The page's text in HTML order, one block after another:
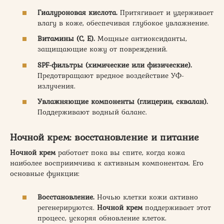
Гиалуроновая кислота. Притягивает и удерживает
влагу в коже, обеспечивая глубокое увлажнение.
Витамины (С, Е). Мощные антиоксиданты,
защищающие кожу от повреждений.
SPF-фильтры (химические или физические).
Предотвращают вредное воздействие УФ-
излучения.
Увлажняющие компоненты (глицерин, сквалан).
Поддерживают водный баланс.
Ночной крем: восстановление и питание
Ночной кремработает пока вы спите, когда кожа
наиболее восприимчива к активным компонентам. Его
основные функции:
Восстановление. Ночью клетки кожи активно
регенерируются. Ночной кремподдерживает этот
процесс, ускоряя обновление клеток.